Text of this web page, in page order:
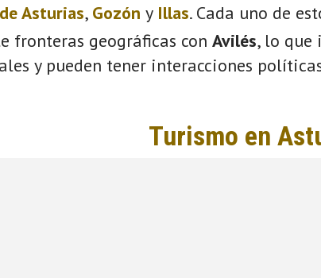
Asturias, Gozón y Illas. Cada uno de
fronteras geográficas con Avilés, lo que
y pueden tener interacciones